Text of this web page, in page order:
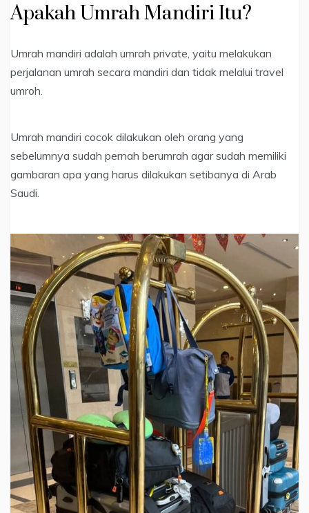
Apakah Umrah Mandiri Itu?
Umrah mandiri adalah umrah private, yaitu melakukan
perjalanan umrah secara mandiri dan tidak melalui travel
umroh.
Umrah mandiri cocok dilakukan oleh orang yang
sebelumnya sudah pernah berumrah agar sudah memiliki
gambaran apa yang harus dilakukan setibanya di Arab
Saudi.